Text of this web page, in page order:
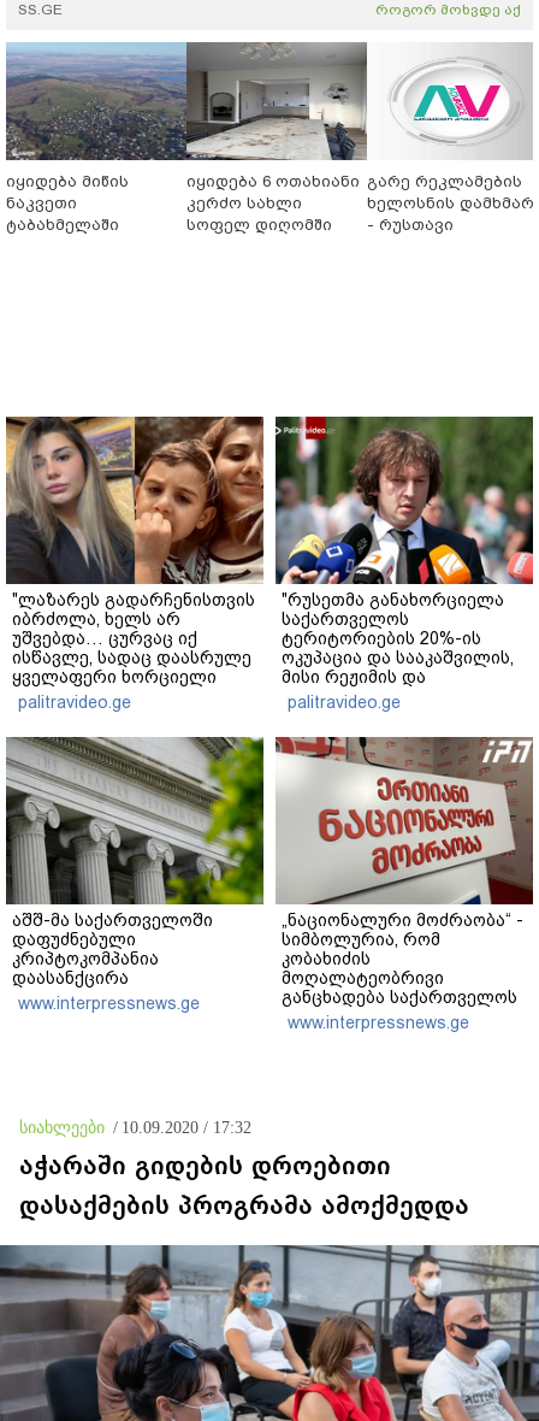
SS.GE როგორ მოხვდე აქ
იყიდება მიწის
ნაკვეთი
ტაბახმელაში
იყიდება 6 ოთახიანი
კერძო სახლი
სოფელ დიღომში
გარე რეკლამების
ხელოსნის
- რუსთავი
"ლაზარეს გადარჩენისთვის
იბრძოლა, ხელს არ
უშვებდა… ცურვაც იქ
ისწავლე, სადაც დაასრულე
ყველაფერი ხორციელი
ცხოვრებიდან" – რას წერს
ხობში დაღუპული დედა-
შვილის ახლობელი?
palitravideo.ge
"რუსეთმა განახორციელა
საქართველოს
ტერიტორიების 20%-ის
ოკუპაცია და სააკაშვილის,
მისი რეჟიმის და
"ნაცმოძრაობის" ღალატი
ვერანაირად ვერ
გადაფარავს ამ
დანაშაულს" - ირაკლი
palitravideo.ge
აშშ-მა საქართველოში
დაფუძნებული
კრიპტოკომპანია
დაასანქცირა
www.interpressnews.ge
„ნაციონალური მოძრაობა“ -
სიმბოლურია, რომ
კობახიძის
მოღალატეობრივი
განცხადება საქართველოს
თავისუფლებისთვის
შეწირული გმირების
www.interpressnews.ge
სიახლეები / 10.09.2020 / 17:32
აჭარაში გიდების დროებითი
დასაქმების პროგრამა ამოქმედდა